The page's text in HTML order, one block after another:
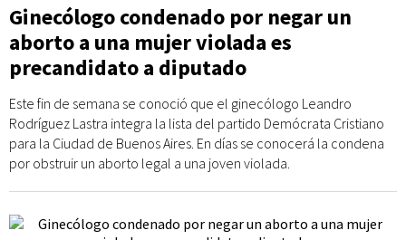
Ginecólogo condenado por negar un
aborto a una mujer violada es
precandidato a diputado
Este fin de semana se conoció que el ginecólogo Leandro
Rodríguez Lastra integra la lista del partido Demócrata Cristiano
para la Ciudad de Buenos Aires. En días se conocerá la condena
por obstruir un aborto legal a una joven violada.